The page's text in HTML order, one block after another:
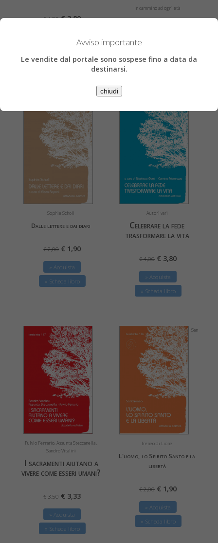
€ 4,00 € 3,80
In cammino ad ogni età
» Scheda libro
Sophie Scholl
Dalle lettere e dai diari
€ 2,00 € 1,90
» Acquista
» Scheda libro
Autori vari
Celebrare la fede
trasformare la vita
€ 4,00 € 3,80
» Acquista
» Scheda libro
Fulvio Ferrario, Assunta Steccanella ,
Sandro Vitalini
I sacramenti aiutano a
vivere come esseri umani?
€ 3,50 € 3,33
» Acquista
» Scheda libro
San
Ireneo di Lione
L'uomo, lo Spirito Santo e la
libertà
€ 2,00 € 1,90
» Acquista
» Scheda libro
Avviso importante
Le vendite dal portale sono sospese fino a data da
destinarsi.
chiudi